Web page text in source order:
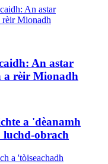
An astar
a rèir Mionadh
a 'dèanamh
luchd-obrach